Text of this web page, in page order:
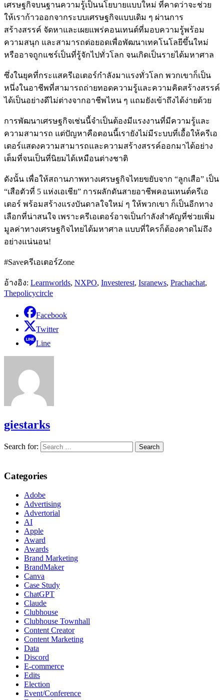
เศรษฐกิจบนฐานความรู้เป็นนโยบายแบบใหม่ ที่คาดว่าจะช่วย
ให้เราก้าวออกจากระบบเศรษฐกิจแบบเดิม ๆ ผ่านการ
สร้างสรรค์ จัดหาและเผยแพร่คอนเทนต์ที่มอบความรู้พร้อม
ความสนุก และสามารถต่อยอดเพื่อพัฒนาเทคโนโลยีขึ้นใหม่
หรืออาจถูกแชร์เป็นที่รู้จักไปทั่วโลก จนเกิดเป็นรายได้มหาศาล
ซึ่งในยุคที่กระแสครีเอเตอร์กำลังมาแรงทั่วโลก พวกเขาก็เป็น
หนึ่งในอาชีพที่สามารถถ่ายทอดความรู้และความคิดสร้างสรรค์
ได้เป็นอย่างดีไม่ต่างจากอาชีพไหน ๆ แถมยังเข้าถึงได้ง่ายด้วย
การพัฒนาเศรษฐกิจเช่นนี้จำเป็นต้องมีแรงงานที่มีความรู้และ
ความสามารถ แต่ปัญหาคือตอนนี้เรายังไม่มีระบบที่เอื้อให้ครีเอ
เตอร์แสดงความสามารถและความสร้างสรรค์ออกมาได้อย่าง
เต็มที่จนเป็นที่นิยมได้เหมือนต่างชาติ
ดังนั้น เพื่อให้สถานภาพทางเศรษฐกิจไทยขยับจาก “ลูกเสือ” เป็น
“เสือตัวที่ 5 แห่งเอเชีย” การผลักดันสายอาชีพคอนเทนต์ครีเอ
เตอร์ พร้อมสร้างแรงบันดาลใจใหม่ ๆ ให้พวกเขา ก็เป็นอีกทาง
เลือกที่น่าสนใจ เพราะครีเอเตอร์อาจเป็นกำลังสำคัญที่ช่วยเพิ่ม
มูลค่าทางเศรษฐกิจไทยได้มหาศาล แบบที่ใครก็ต้องคาดไม่ถึง
อย่างแน่นอน!
#Saveครีเอเตอร์Zone
อ้างอิง: Learnworlds, NXPO, Investerest, Isranews, Prachachat,
Thepolicycircle
Facebook
Twitter
Line
giestarks
Search for:
Categories
Adobe
Advertising
Advertorial
AI
Apple
Award
Awards
Brand Marketing
BrandMaker
Canva
Case Study
ChatGPT
Claude
Clubhouse
Clubhouse Townhall
Content Creator
Content Marketing
Data
Discord
E-commerce
Edits
Election
Event/Conference